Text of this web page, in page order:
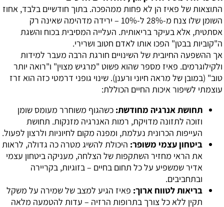
התוצאות של פאיז הן לא פחות ממהפכה. בתוך חודשיים בלבד, אחוז
השומן שלו צנח מ-28% ל-10% – ירידה מדהימה שאינה רק
אסתטית, אלא בעיקר בריאותית. העלייה המסיבית בכוח והשגת
ה"קוביות בבטן" הפכו אותו לאדם חטוב ושרירי.
אך ההשפעה החיובית של השינויים חורגת הרבה מעבר למידות
ולקילוגרמים. פאיז מספר שהוא פשוט "מרגיש מצוין" ו"רואה יותר
טוב" (במובן של מראה חיוני ורענן). שינוי גופני דרמטי כזה הוא זרז
עוצמתי לשיפור איכות החיים הכוללת:
תחושת אנרגיה מחודשת: כשהגוף משוחרר מעומס שומן
וזוכה לתזונה מדויקת, רמות האנרגיה מזנקות. תחושת
העייפות הכרונית נעלמת, ומפנה מקום לחיוניות ולרצון לפעול.
ביטחון עצמי משופר: היכולת להשיג מטרה כה גדולה, לראות
את הראי מחזיר השתקפות של הצלחה, מעניקה ביטחון עצמי
אדיר שמשפיע על כל תחום בחיים – בזוגיות, בקריירה
ובתחביבים.
בריאות לטווח ארוך: פאיז הגיע למצב של שמירה על משקל
תקין ללא כל צורך בתרופות הרזיה – עדות להטמעה מלאה